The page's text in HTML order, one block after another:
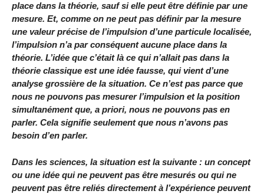
place dans la théorie, sauf si elle peut être définie par une
mesure. Et, comme on ne peut pas définir par la mesure
une valeur précise de l’impulsion d’une particule localisée,
l’impulsion n’a par conséquent aucune place dans la
théorie. L’idée que c’était là ce qui n’allait pas dans la
théorie classique est une idée fausse, qui vient d’une
analyse grossière de la situation. Ce n’est pas parce que
nous ne pouvons pas mesurer l’impulsion et la position
simultanément que, a priori, nous ne pouvons pas en
parler. Cela signifie seulement que nous n’avons pas
besoin d’en parler.
Dans les sciences, la situation est la suivante : un concept
ou une idée qui ne peuvent pas être mesurés ou qui ne
peuvent pas être reliés directement à l’expérience peuvent